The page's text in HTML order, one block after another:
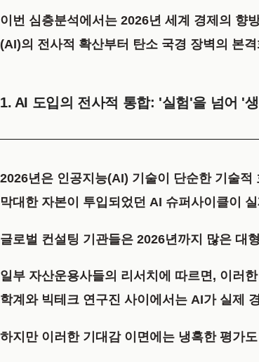
이번 심층분석에서는 2026년 세계 경제의 향
(AI)의 전사적 확산부터 탄소 국경 장벽의 본
1. AI 도입의 전사적 통합: '실험'을 넘어 '
2026년은 인공지능(AI) 기술이 단순한 기술
막대한 자본이 투입되었던 AI 슈퍼사이클이
글로벌 컨설팅 기관들은 2026년까지 많은 대
일부 자산운용사들의 리서치에 따르면, 이러
학계와 빅테크 연구진 사이에서는 AI가 실제
하지만 이러한 기대감 이면에는 냉혹한 평가